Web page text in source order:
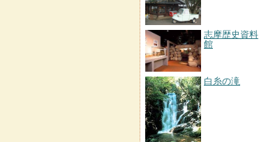
志摩歴史資料
館
白糸の滝